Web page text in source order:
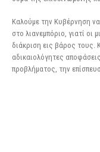
Καλούμε την Κυβέρνηση
στο λιανεμπόριο, γιατί οι
διάκριση εις βάρος τους.
αδικαιολόγητες
προβλήματος, την